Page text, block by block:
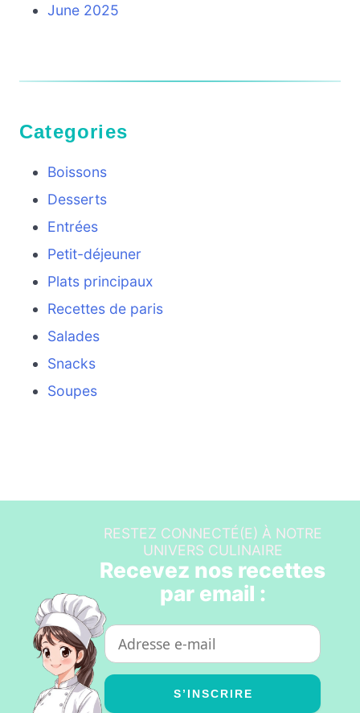
June 2025
Categories
Boissons
Desserts
Entrées
Petit-déjeuner
Plats principaux
Recettes de paris
Salades
Snacks
Soupes
RESTEZ CONNECTÉ(E) À NOTRE
UNIVERS CULINAIRE
Recevez nos recettes
par email :